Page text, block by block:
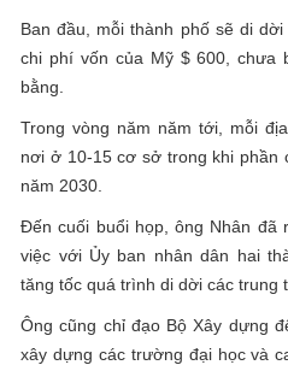
Ban đầu, mỗi thành phố sẽ di
chi phí vốn của Mỹ $ 600, chưa
bằng.
Trong vòng năm năm tới, mỗi
nơi ở 10-15 cơ sở trong khi phần
năm 2030.
Đến cuối buổi họp, ông Nhân đã
việc với Ủy ban nhân dân hai
tăng tốc quá trình di dời các trung
Ông cũng chỉ đạo Bộ Xây dựng
xây dựng các trường đại học và